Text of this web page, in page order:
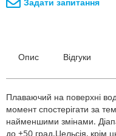
Опис Відгуки
Плаваючий на поверхні
момент спостерігати за
найменшими змінами.
до +50 град.Цельсія, крім